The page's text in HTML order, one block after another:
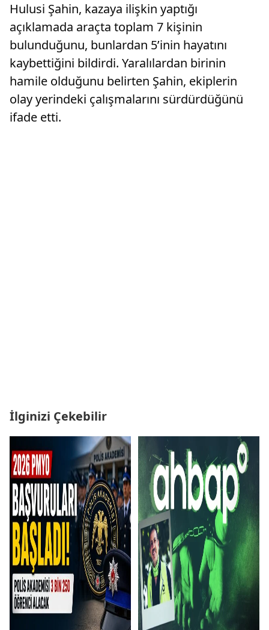
Hulusi Şahin, kazaya ilişkin yaptığı
açıklamada araçta toplam 7 kişinin
bulunduğunu, bunlardan 5’inin hayatını
kaybettiğini bildirdi. Yaralılardan birinin
hamile olduğunu belirten Şahin, ekiplerin
olay yerindeki çalışmalarını sürdürdüğünü
ifade etti.
İlginizi Çekebilir